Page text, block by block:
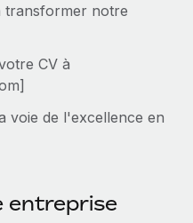
avec des outils essentiels
de la tech
de manière flexible
de partenariat
talents
transformer notre
CV à
voie de l'excellence en
entreprise